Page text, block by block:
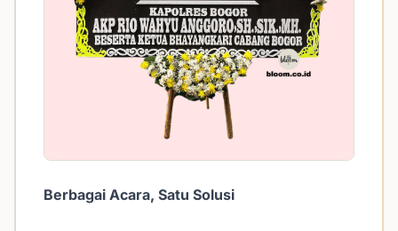
Berbagai Acara, Satu Solusi